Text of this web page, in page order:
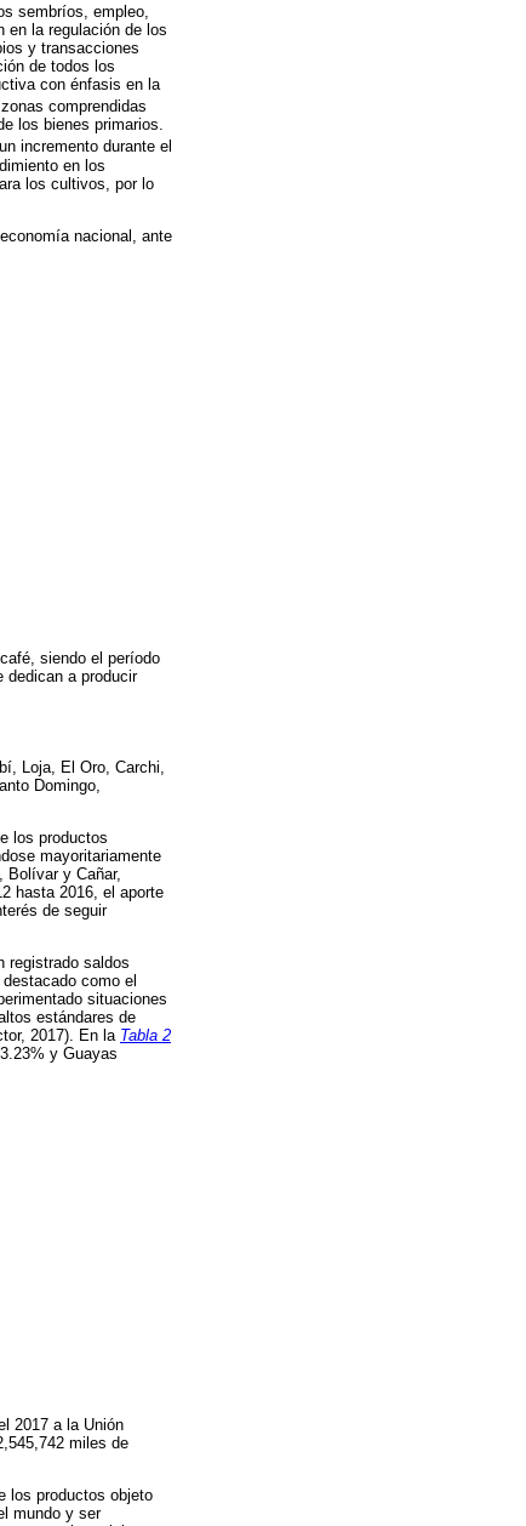
sembríos, empleo,
en la regulación de los
y transacciones
de todos los
con énfasis en la
comprendidas
los bienes primarios.
incremento durante el
en los
los cultivos, por lo
nacional, ante
siendo el período
dedican a producir
Loja, El Oro, Carchi,
Domingo,
los productos
mayoritariamente
Bolívar y Cañar,
hasta 2016, el aporte
de seguir
registrado saldos
como el
situaciones
estándares de
2017). En la Tabla 2
y Guayas
2017 a la Unión
miles de
los productos objeto
mundo y ser